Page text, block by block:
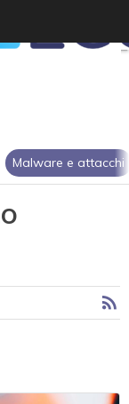
Malware e attacchi